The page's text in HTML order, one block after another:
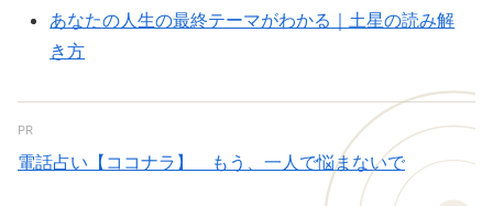
あなたの人生の最終テーマがわかる｜土星の読み解
き方
PR
電話占い【ココナラ】 もう、一人で悩まないで